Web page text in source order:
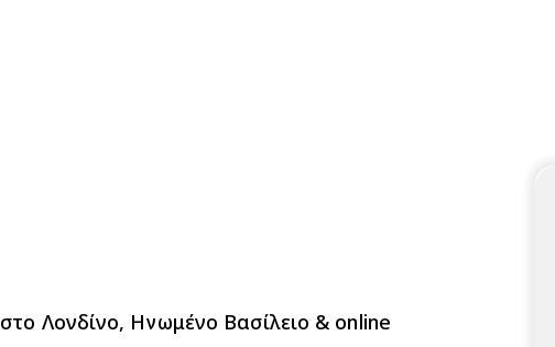
στο Λονδίνο, Ηνωμένο Βασίλειο & online